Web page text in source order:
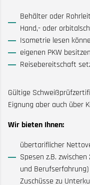
Behälter oder
Hand,- oder
Isometrie lesen
eigenen PKW besitzen
Reisebereitschaft
Gültige
Eignung aber auch über
Wir bieten Ihnen:
übertariflicher
Spesen z.B.
und Berufserfahrung)
Zuschüsse zu